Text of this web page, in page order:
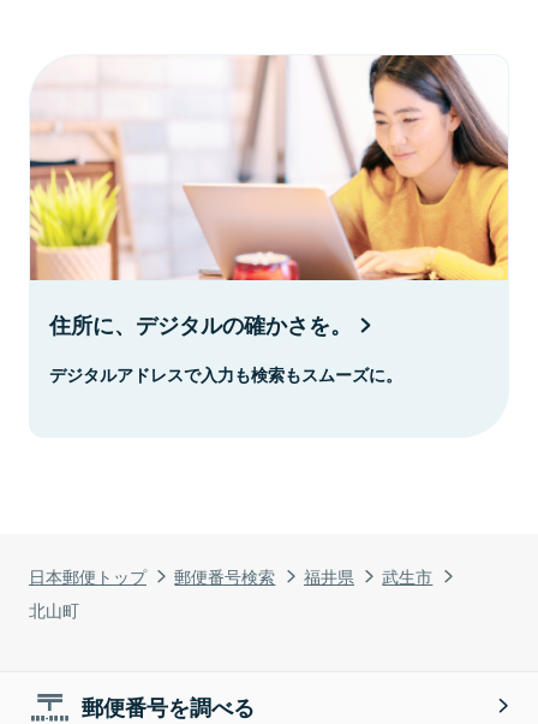
日本郵便トップ 郵便番号検索 福井県
武生市
北山町
住所に、デジタルの確かさを。
デジタルアドレスで入力も検索もスムーズに。
郵便番号を調べる